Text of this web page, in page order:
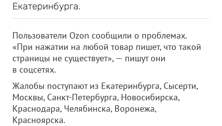
Екатеринбурга.
Пользователи Ozon сообщили о проблемах.
«При нажатии на любой товар пишет, что такой
страницы не существует», — пишут они
в соцсетях.
Жалобы поступают из Екатеринбурга, Сысерти,
Москвы, Санкт-Петербурга, Новосибирска,
Краснодара, Челябинска, Воронежа,
Красноярска.